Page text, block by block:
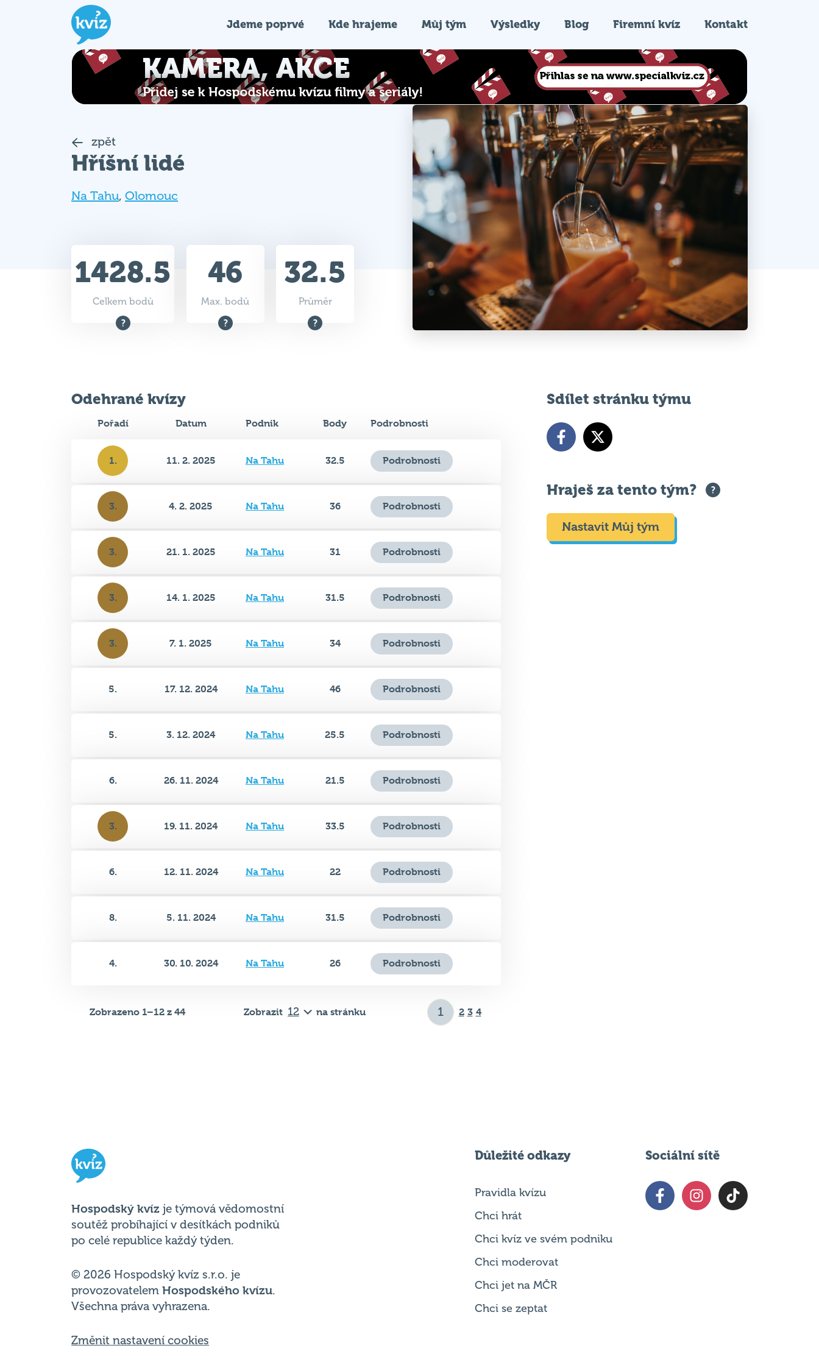
Jdeme poprvé Kde hrajeme Můj tým Výsledky Blog Firemní kvíz Kontakt
Na Tahu
3. 4. 2. 2025 Na Tahu 36 Podrobnosti
3. 21. 1. 2025 Na Tahu 31 Podrobnosti
3. 14. 1. 2025 Na Tahu 31.5 Podrobnosti
3. 7. 1. 2025 Na Tahu 34 Podrobnosti
5. 17. 12. 2024 Na Tahu 46 Podrobnosti
5. 3. 12. 2024 Na Tahu 25.5 Podrobnosti
6. 26. 11. 2024 Na Tahu 21.5 Podrobnosti
3. 19. 11. 2024 Na Tahu 33.5 Podrobnosti
6. 12. 11. 2024 Na Tahu 22 Podrobnosti
8. 5. 11. 2024 Na Tahu 31.5 Podrobnosti
4. 30. 10. 2024 Na Tahu 26 Podrobnosti
Zobrazeno 1–12 z 44 Zobrazit na stránku
Hraješ za tento tým?
Nastavit Můj tým
Hospodský kvíz
soutěž probíhající v desítkách podniků
© 2026 Hospodský kvíz s.r.o. je
provozovatelem Hospodského kvízu
Změnit nastavení cookies
Pravidla kvízu
Chci kvíz ve svém podniku
Chci moderovat
Chci jet na MČR
Chci se zeptat